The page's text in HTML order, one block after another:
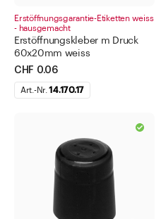
Erstöffnungsgarantie-Etiketten weiss
- hausgemacht
Erstöffnungskleber m Druck
60x20mm weiss
CHF 0.06
Art.-Nr.14.170.17